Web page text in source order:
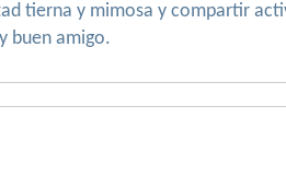
tierna y mimosa y compartir
buen amigo.